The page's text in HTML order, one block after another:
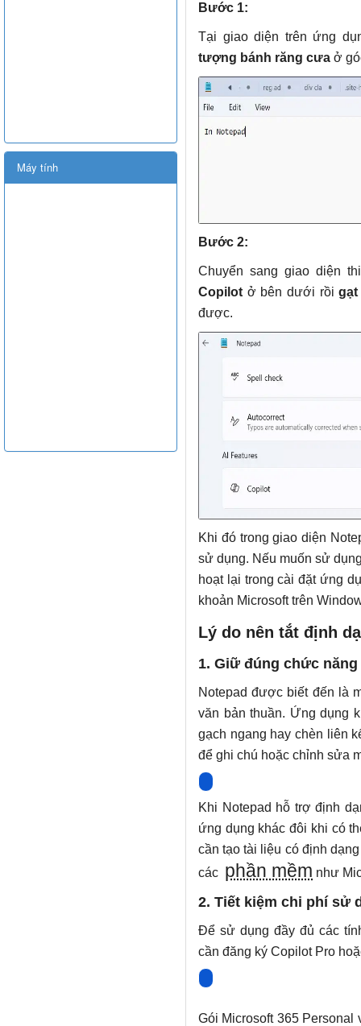
Bước 1:
Tại giao diện trên ứng
tượng bánh răng cưa ở
Bước 2:
Chuyển sang giao diện
Copilot ở bên dưới rồi
được.
Khi đó trong giao diện
sử dụng. Nếu muốn sử
hoạt lại trong cài đặt ứng
khoản Microsoft trên
Lý do nên tắt định
1. Giữ đúng chức năng
Notepad được biết đến là
văn bản thuần. Ứng dụng
gạch ngang hay chèn liên
để ghi chú hoặc chỉnh sửa
Khi Notepad hỗ trợ định
ứng dụng khác đôi khi có
cần tạo tài liệu có định
các phần mềm như
2. Tiết kiệm chi phí sử
Để sử dụng đầy đủ các
cần đăng ký Copilot Pro
Gói Microsoft 365
Máy tính